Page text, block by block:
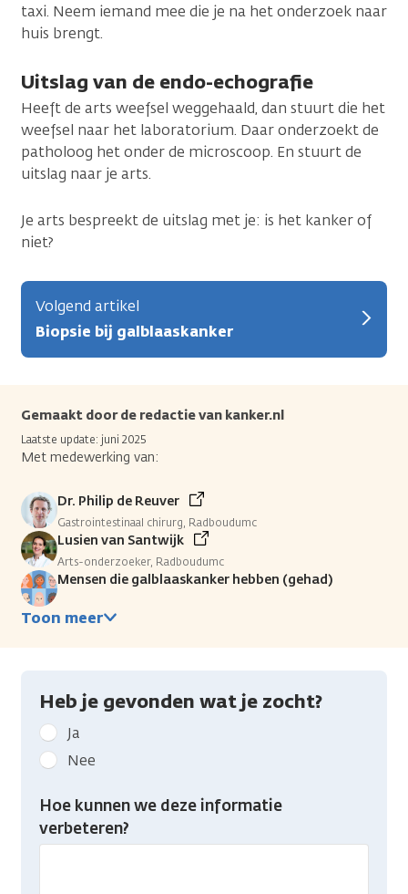
taxi. Neem iemand mee die je na het onderzoek naar
huis brengt.
Uitslag van de endo-echografie
Heeft de arts weefsel weggehaald, dan stuurt die het
weefsel naar het laboratorium. Daar onderzoekt de
patholoog het onder de microscoop. En stuurt de
uitslag naar je arts.
Je arts bespreekt de uitslag met je: is het kanker of
niet?
Volgend artikel
Biopsie bij galblaaskanker
Gemaakt door de redactie van kanker.nl
Laatste update: juni 2025
Met medewerking van:
Dr. Philip de Reuver
Gastrointestinaal chirurg, Radboudumc
Lusien van Santwijk
Arts-onderzoeker, Radboudumc
Mensen die galblaaskanker hebben (gehad)
Toon meer
Heb je gevonden wat je zocht?
Geef
kanker.nl
feedback:
Heb
gevonden
Ja
Nee
Hoe kunnen we deze informatie
verbeteren?